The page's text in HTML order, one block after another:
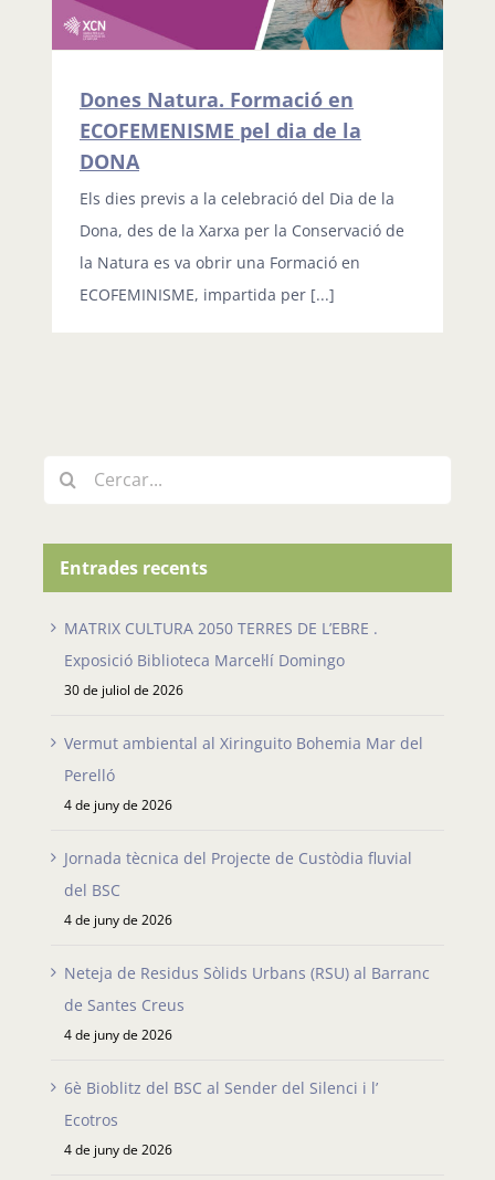
Dones Natura. Formació en
ECOFEMENISME pel dia de la
DONA
Els dies previs a la celebració del Dia de la
Dona, des de la Xarxa per la Conservació de
la Natura es va obrir una Formació en
ECOFEMINISME, impartida per [...]
Cerca
Entrades recents
MATRIX CULTURA 2050 TERRES DE L’EBRE .
Exposició Biblioteca Marcel·lí Domingo
30 de juliol de 2026
Vermut ambiental al Xiringuito Bohemia Mar del
Perelló
4 de juny de 2026
Jornada tècnica del Projecte de Custòdia fluvial
del BSC
4 de juny de 2026
Neteja de Residus Sòlids Urbans (RSU) al Barranc
de Santes Creus
4 de juny de 2026
6è Bioblitz del BSC al Sender del Silenci i l’
Ecotros
4 de juny de 2026